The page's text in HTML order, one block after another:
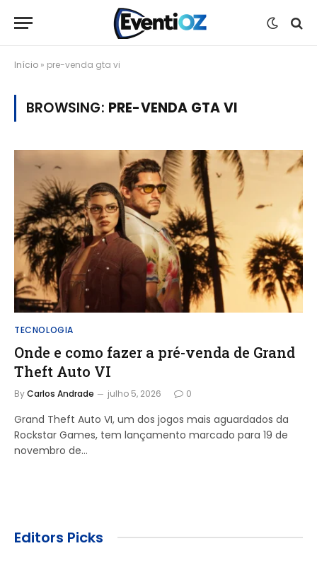
Início » pre-venda gta vi
BROWSING: PRE-VENDA GTA VI
TECNOLOGIA
Onde e como fazer a pré-venda de Grand
Theft Auto VI
ByCarlos Andrade julho 5, 2026 0
Grand Theft Auto VI, um dos jogos mais aguardados da
Rockstar Games, tem lançamento marcado para 19 de
novembro de…
Editors Picks